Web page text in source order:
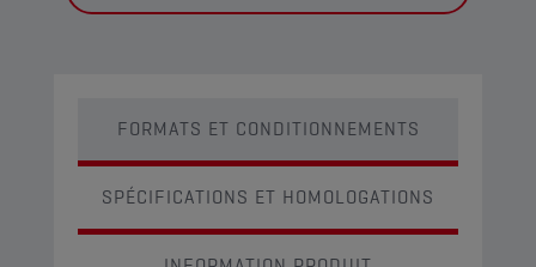
FORMATS ET CONDITIONNEMENTS
SPÉCIFICATIONS ET HOMOLOGATIONS